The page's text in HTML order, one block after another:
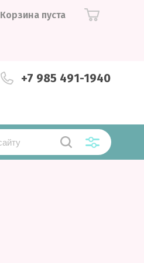
Корзина пуста
+7 985 491-1940